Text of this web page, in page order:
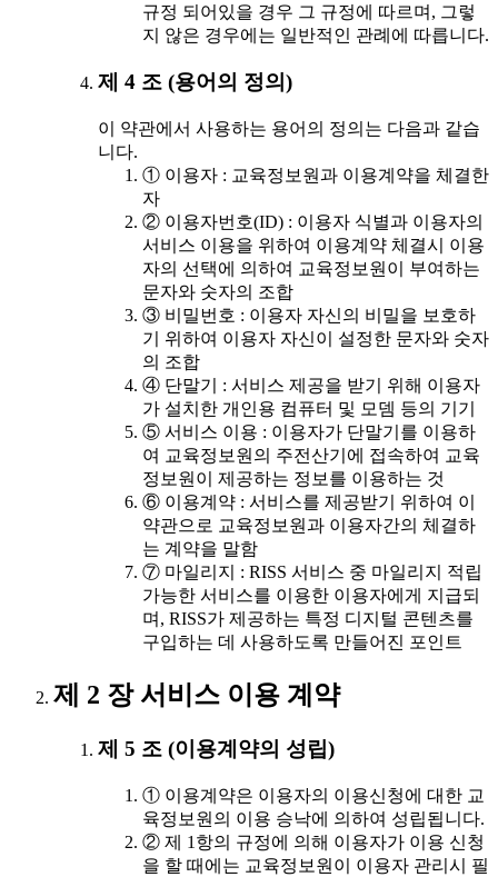
규정 되어있을 경우 그 규정에 따르며, 그렇
지 않은 경우에는 일반적인 관례에 따릅니다.
제 4 조 (용어의 정의)
이 약관에서 사용하는 용어의 정의는 다음과 같습
니다.
① 이용자 : 교육정보원과 이용계약을 체결한
자
② 이용자번호(ID) : 이용자 식별과 이용자의
서비스 이용을 위하여 이용계약 체결시 이용
자의 선택에 의하여 교육정보원이 부여하는
문자와 숫자의 조합
③ 비밀번호 : 이용자 자신의 비밀을 보호하
기 위하여 이용자 자신이 설정한 문자와 숫자
의 조합
④ 단말기 : 서비스 제공을 받기 위해 이용자
가 설치한 개인용 컴퓨터 및 모뎀 등의 기기
⑤ 서비스 이용 : 이용자가 단말기를 이용하
여 교육정보원의 주전산기에 접속하여 교육
정보원이 제공하는 정보를 이용하는 것
⑥ 이용계약 : 서비스를 제공받기 위하여 이
약관으로 교육정보원과 이용자간의 체결하
는 계약을 말함
⑦ 마일리지 : RISS 서비스 중 마일리지 적립
가능한 서비스를 이용한 이용자에게 지급되
며, RISS가 제공하는 특정 디지털 콘텐츠를
구입하는 데 사용하도록 만들어진 포인트
제 2 장 서비스 이용 계약
제 5 조 (이용계약의 성립)
① 이용계약은 이용자의 이용신청에 대한 교
육정보원의 이용 승낙에 의하여 성립됩니다.
② 제 1항의 규정에 의해 이용자가 이용 신청
을 할 때에는 교육정보원이 이용자 관리시 필